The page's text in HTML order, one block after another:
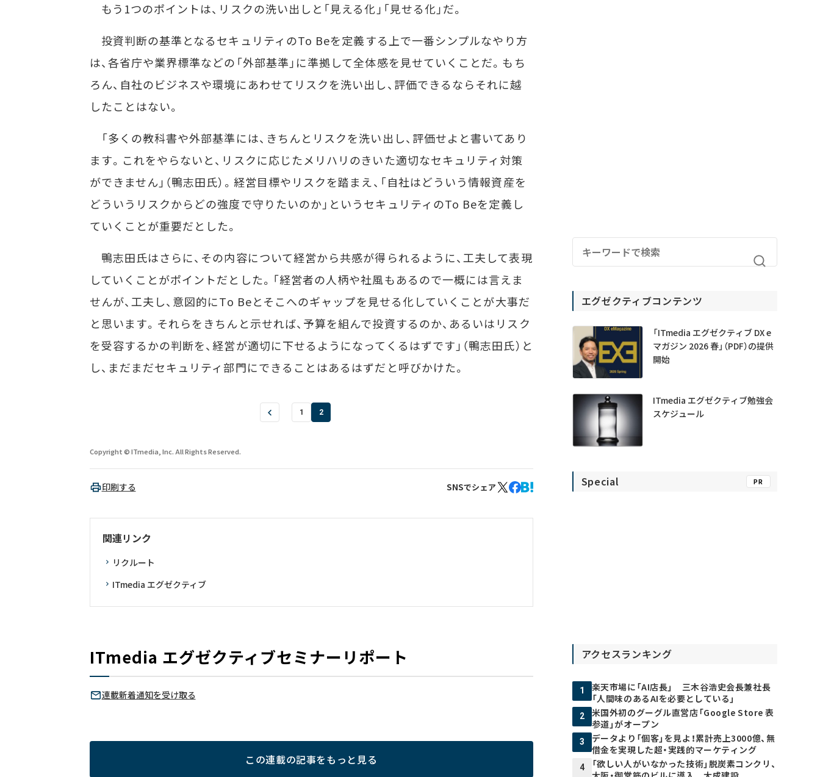
もう1つのポイントは、リスクの洗い出しと「見える化」「見せる化」だ。
投資判断の基準となるセキュリティのTo Beを定義する上で一番シンプルなやり方
は、各省庁や業界標準などの「外部基準」に準拠して全体感を見せていくことだ。もち
ろん、自社のビジネスや環境にあわせてリスクを洗い出し、評価できるならそれに越
したことはない。
「多くの教科書や外部基準には、きちんとリスクを洗い出し、評価せよと書いてあり
ます。これをやらないと、リスクに応じたメリハリのきいた適切なセキュリティ対策
ができません」（鴨志田氏）。経営目標やリスクを踏まえ、「自社はどういう情報資産を
どういうリスクからどの強度で守りたいのか」というセキュリティのTo Beを定義し
ていくことが重要だとした。
鴨志田氏はさらに、その内容について経営から共感が得られるように、工夫して表現
していくことがポイントだとした。「経営者の人柄や社風もあるので一概には言えま
せんが、工夫し、意図的にTo Beとそこへのギャップを見せる化していくことが大事だ
と思います。それらをきちんと示せれば、予算を組んで投資するのか、あるいはリスク
を受容するかの判断を、経営が適切に下せるようになってくるはずです」（鴨志田氏）と
し、まだまだセキュリティ部門にできることはあるはずだと呼びかけた。
1 2
Copyright © ITmedia, Inc. All Rights Reserved.
印刷する SNSでシェア
関連リンク
リクルート
ITmedia エグゼクティブ
ITmedia エグゼクティブセミナーリポート
連載新着通知を受け取る
この連載の記事をもっと見る
エグゼクティブコンテンツ
「ITmedia エグゼクティブ DX e
マガジン 2026 春」（PDF）の提供
開始
ITmedia エグゼクティブ勉強会
スケジュール
Special PR
アクセスランキング
1
楽天市場に「AI店長」 三木谷浩史会長兼社長
「人間味のあるAIを必要としている」
2
米国外初のグーグル直営店「Google Store 表
参道」がオープン
3
データより「個客」を見よ！累計売上3000億、無
借金を実現した超・実践的マーケティング
4
「欲しい人がいなかった技術」脱炭素コンクリ、